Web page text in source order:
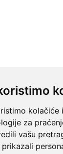
kolačiće
za
vašu
prikazali